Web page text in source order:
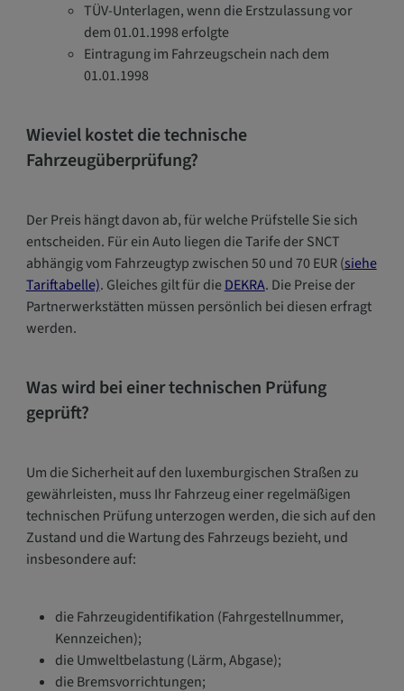
TÜV-Unterlagen, wenn die Erstzulassung vor
dem 01.01.1998 erfolgte
Eintragung im Fahrzeugschein nach dem
01.01.1998
Wieviel kostet die technische
Fahrzeugüberprüfung?
Der Preis hängt davon ab, für welche Prüfstelle Sie sich
entscheiden. Für ein Auto liegen die Tarife der SNCT
abhängig vom Fahrzeugtyp zwischen 50 und 70 EUR (siehe
Tariftabelle). Gleiches gilt für dieDEKRA. Die Preise der
Partnerwerkstätten müssen persönlich bei diesen erfragt
werden.
Was wird bei einer technischen Prüfung
geprüft?
Um die Sicherheit auf den luxemburgischen Straßen zu
gewährleisten, muss Ihr Fahrzeug einer regelmäßigen
technischen Prüfung unterzogen werden, die sich auf den
Zustand und die Wartung des Fahrzeugs bezieht, und
insbesondere auf:
die Fahrzeugidentifikation (Fahrgestellnummer,
Kennzeichen);
die Umweltbelastung (Lärm, Abgase);
die Bremsvorrichtungen;